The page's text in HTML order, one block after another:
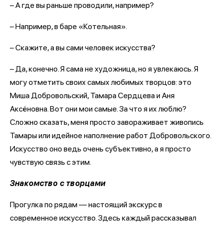
– А где вы раньше проводили, например?
– Например, в баре «Котельная».
– Скажите, а вы сами человек искусства?
– Да, конечно. Я сама не художница, но я увлекаюсь. Я
могу отметить своих самых любимых творцов: это
Миша Добровольский, Тамара Сердцева и Аня
Аксёновна. Вот они мои самые. За что я их люблю?
Сложно сказать, меня просто завораживает живопись
Тамары или идейное наполнение работ Добровольского.
Искусство оно ведь очень субъективно, а я просто
чувствую связь с этим.
Знакомство с творцами
Прогулка по рядам — настоящий экскурс в
современное искусство. Здесь каждый рассказывал